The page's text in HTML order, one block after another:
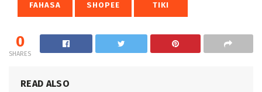
FAHASA SHOPEE TIKI
0
SHARES
READ ALSO